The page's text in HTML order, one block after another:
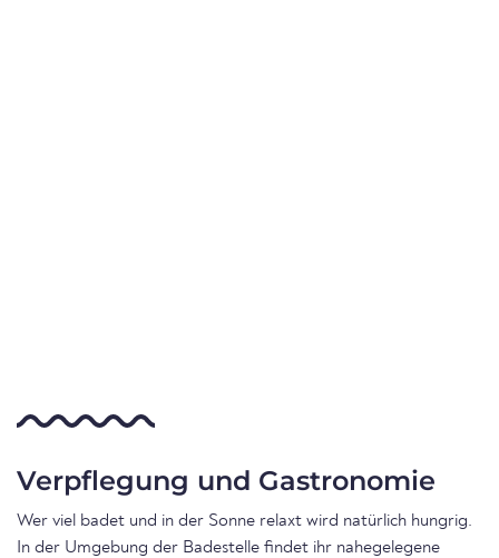
Verpflegung und Gastronomie
Wer viel badet und in der Sonne relaxt wird natürlich hungrig.
In der Umgebung der Badestelle findet ihr nahegelegene